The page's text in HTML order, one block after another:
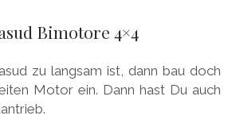
Bimotore 4×4
zu langsam ist, dann bau doch
Motor ein. Dann hast Du auch